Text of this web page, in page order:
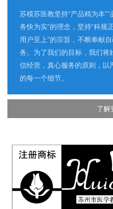
苏模苏医教坚持“产品精为本”“
务快为实”的理念，坚持“科规
用户至上”的宗旨，不断奉献
务。为了我们的目标，我们将
信经营，真心服务的原则，以
的每一个细节。
了解